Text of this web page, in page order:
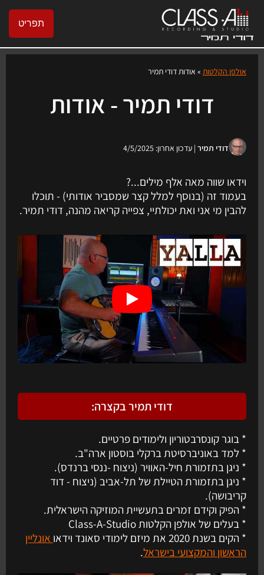
תפריט
אולפן הקלטות » אודות דודי תמיר
דודי תמיר - אודות
דודי תמיר | עדכון אחרון: 4/5/2025
וידאו שווה מאה אלף מילים...?
בעמוד זה (בנוסף למלל קצר שמסביר אודותי) - תוכלו
להבין מי אני ואת יכולתיי, צפייה קריאה מהנה, דודי תמיר.
דודי תמיר בקצרה:
* בוגר קונסרבטוריון ולימודים פרטיים.
* למד באוניברסיטת ברקלי בוסטון ארה"ב.
* ניגן בתזמורת חיל-האוויר (ניצוח -ננסי ברנדס).
* ניגן בתזמורת הטיילת של תל-אביב (ניצוח - דוד
קריבושה).
* הפיק וקידם זמרים בתעשיית המוזיקה הישראלית.
* בעלים של אולפן הקלטות Class-A-Studio
* הקים בשנת 2020 את מיזם לימודי סאונד וידאו
אונליין
הראשון והמקצועי בישראל.